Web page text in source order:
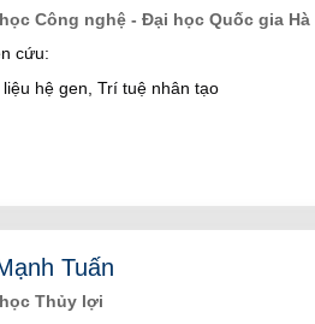
Công nghệ - Đại học Quốc gia Hà
cứu:
hệ gen, Trí tuệ nhân tạo
Tuấn
Thủy lợi